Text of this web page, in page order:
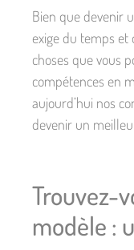
Bien que devenir
exige du temps et
choses que vous
compétences en
aujourd’hui nos
devenir un
Trouvez-
modèle :